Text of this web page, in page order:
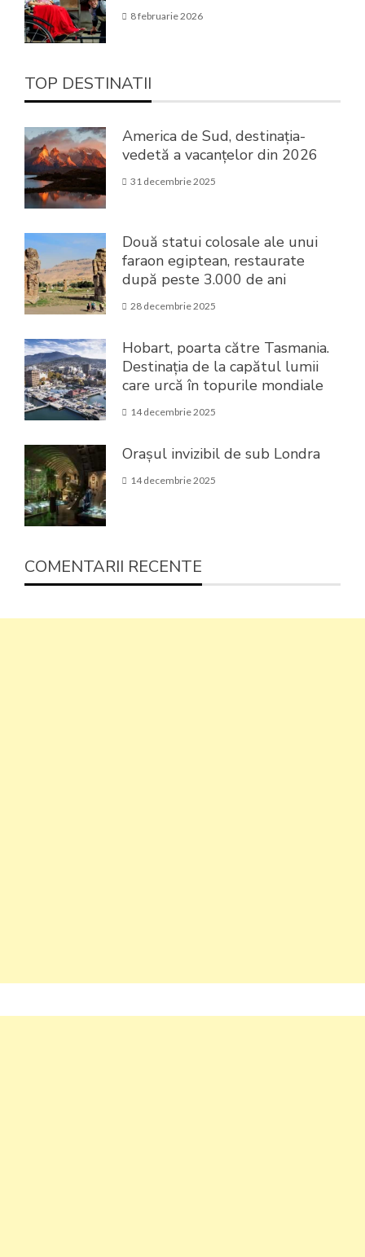
8 februarie 2026
TOP DESTINATII
America de Sud, destinația-
vedetă a vacanțelor din 2026
31 decembrie 2025
Două statui colosale ale unui
faraon egiptean, restaurate
după peste 3.000 de ani
28 decembrie 2025
Hobart, poarta către Tasmania.
Destinația de la capătul lumii
care urcă în topurile mondiale
14 decembrie 2025
Orașul invizibil de sub Londra
14 decembrie 2025
COMENTARII RECENTE